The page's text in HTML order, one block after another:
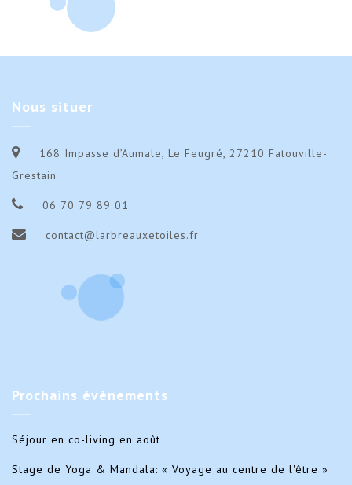
2019)
Nous situer
168 Impasse d’Aumale, Le Feugré, 27210 Fatouville-
Grestain
06 70 79 89 01
contact@larbreauxetoiles.fr
Prochains évènements
Séjour en co-living en août
Stage de Yoga & Mandala: « Voyage au centre de l'être »